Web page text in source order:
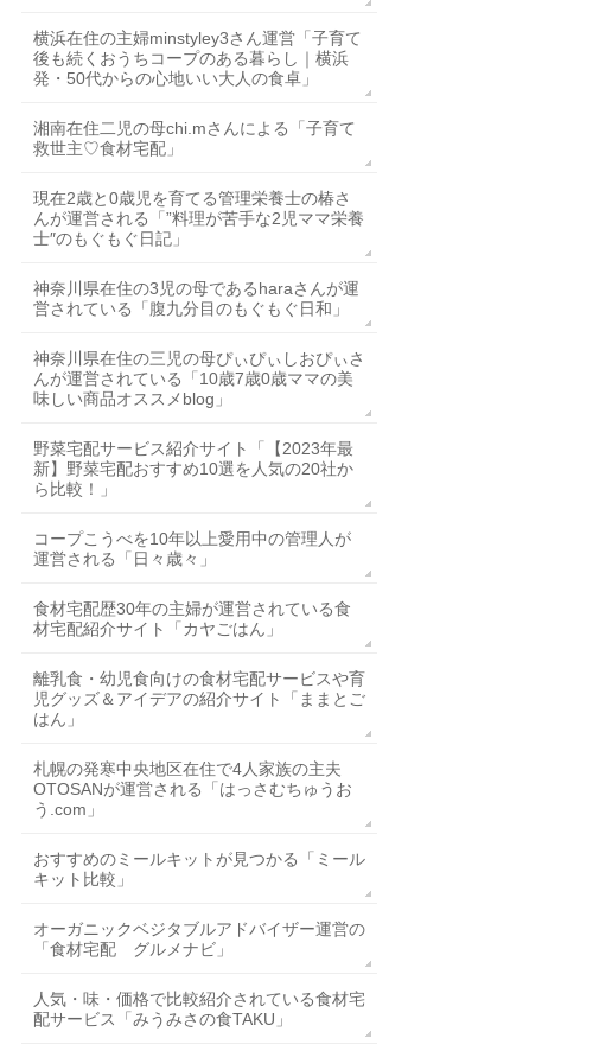
横浜在住の主婦minstyley3さん運営「子育て
後も続くおうちコープのある暮らし｜横浜
発・50代からの心地いい大人の食卓」
湘南在住二児の母chi.mさんによる「子育て
救世主♡食材宅配」
現在2歳と0歳児を育てる管理栄養士の椿さ
んが運営される「”料理が苦手な2児ママ栄養
士″のもぐもぐ日記」
神奈川県在住の3児の母であるharaさんが運
営されている「腹九分目のもぐもぐ日和」
神奈川県在住の三児の母ぴぃぴぃしおぴぃさ
んが運営されている「10歳7歳0歳ママの美
味しい商品オススメblog」
野菜宅配サービス紹介サイト「【2023年最
新】野菜宅配おすすめ10選を人気の20社か
ら比較！」
コープこうべを10年以上愛用中の管理人が
運営される「日々歳々」
食材宅配歴30年の主婦が運営されている食
材宅配紹介サイト「カヤごはん」
離乳食・幼児食向けの食材宅配サービスや育
児グッズ＆アイデアの紹介サイト「ままとご
はん」
札幌の発寒中央地区在住で4人家族の主夫
OTOSANが運営される「はっさむちゅうお
う.com」
おすすめのミールキットが見つかる「ミール
キット比較」
オーガニックベジタブルアドバイザー運営の
「食材宅配 グルメナビ」
人気・味・価格で比較紹介されている食材宅
配サービス「みうみさの食TAKU」